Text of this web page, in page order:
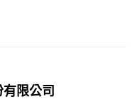
限公司